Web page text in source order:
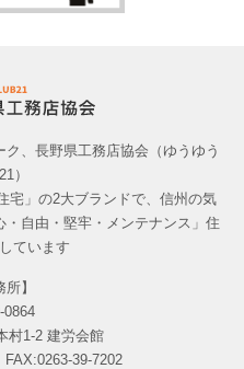
、長野県工務店協会（ゆうゆう
）
宅」の2大ブランドで、信州の気
自由・堅牢・メンテナンス」住
ています
所】
0864
村1-2 建労会館
FAX:0263-39-7202